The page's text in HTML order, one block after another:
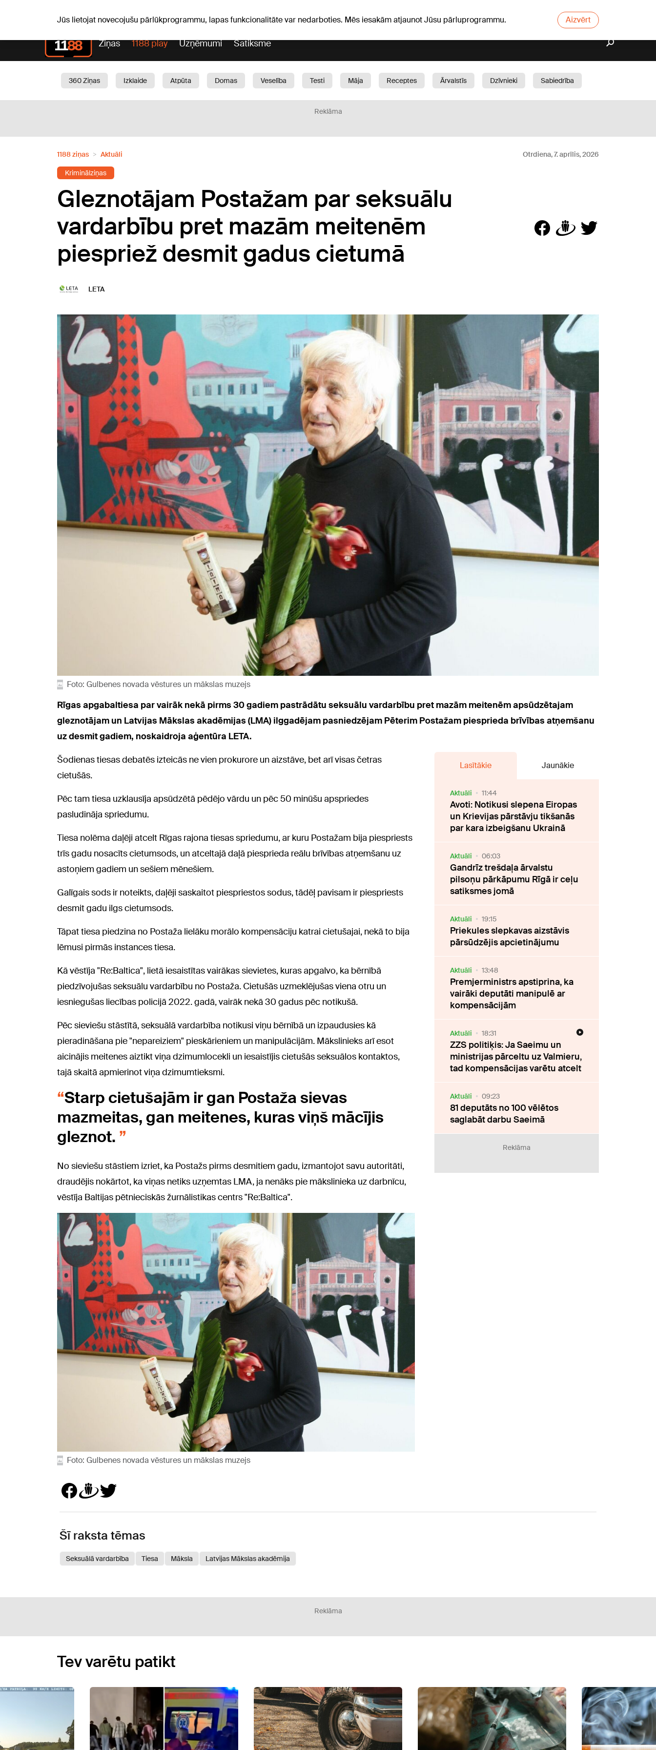
Jūs lietojat novecojušu pārlūkprogrammu, lapas funkcionalitāte var nedarboties. Mēs iesakām atjaunot Jūsu pārluprogrammu. Aizvērt
Ziņas 1188 play Uzņēmumi Satiksme
360 Ziņas Izklaide Atpūta Domas Veselība Testi Māja Receptes Ārvalstīs Dzīvnieki
Sabiedrība
Reklāma
1188 ziņas Aktuāli Otrdiena, 7. aprīlis, 2026
Kriminālziņas
Gleznotājam Postažam par seksuālu
vardarbību pret mazām meitenēm
piespriež desmit gadus cietumā
LETA
Foto: Gulbenes novada vēstures un mākslas muzejs
Rīgas apgabaltiesa par vairāk nekā pirms 30 gadiem pastrādātu seksuālu vardarbību pret mazām meitenēm apsūdzētajam
gleznotājam un Latvijas Mākslas akadēmijas (LMA) ilggadējam pasniedzējam Pēterim Postažam piesprieda brīvības atņemšanu
uz desmit gadiem, noskaidroja aģentūra LETA.
Šodienas tiesas debatēs izteicās ne vien prokurore un aizstāve, bet arī visas četras
cietušās.
Pēc tam tiesa uzklausīja apsūdzētā pēdējo vārdu un pēc 50 minūšu apspriedes
pasludināja spriedumu.
Tiesa nolēma daļēji atcelt Rīgas rajona tiesas spriedumu, ar kuru Postažam bija piespriests
trīs gadu nosacīts cietumsods, un atceltajā daļā piesprieda reālu brīvības atņemšanu uz
astoņiem gadiem un sešiem mēnešiem.
Galīgais sods ir noteikts, daļēji saskaitot piespriestos sodus, tādēļ pavisam ir piespriests
desmit gadu ilgs cietumsods.
Tāpat tiesa piedzina no Postaža lielāku morālo kompensāciju katrai cietušajai, nekā to bija
lēmusi pirmās instances tiesa.
Kā vēstīja "Re:Baltica", lietā iesaistītas vairākas sievietes, kuras apgalvo, ka bērnībā
piedzīvojušas seksuālu vardarbību no Postaža. Cietušās uzmeklējušas viena otru un
iesniegušas liecības policijā 2022. gadā, vairāk nekā 30 gadus pēc notikušā.
Pēc sieviešu stāstītā, seksuālā vardarbība notikusi viņu bērnībā un izpaudusies kā
pieradināšana pie "nepareiziem" pieskārieniem un manipulācijām. Mākslinieks arī esot
aicinājis meitenes aiztikt viņa dzimumlocekli un iesaistījis cietušās seksuālos kontaktos,
tajā skaitā apmierinot viņa dzimumtieksmi.
Starp cietušajām ir gan Postaža sievas
mazmeitas, gan meitenes, kuras viņš mācījis
gleznot.
No sieviešu stāstiem izriet, ka Postažs pirms desmitiem gadu, izmantojot savu autoritāti,
draudējis nokārtot, ka viņas netiks uzņemtas LMA, ja nenāks pie mākslinieka uz darbnīcu,
vēstīja Baltijas pētnieciskās žurnālistikas centrs "Re:Baltica".
Foto: Gulbenes novada vēstures un mākslas muzejs
Lasītākie Jaunākie
Aktuāli 11:44
Avoti: Notikusi slepena Eiropas
un Krievijas pārstāvju tikšanās
par kara izbeigšanu Ukrainā
Aktuāli 06:03
Gandrīz trešdaļa ārvalstu
pilsoņu pārkāpumu Rīgā ir ceļu
satiksmes jomā
Aktuāli 19:15
Priekules slepkavas aizstāvis
pārsūdzējis apcietinājumu
Aktuāli 13:48
Premjerministrs apstiprina, ka
vairāki deputāti manipulē ar
kompensācijām
Aktuāli 18:31
ZZS politiķis: Ja Saeimu un
ministrijas pārceltu uz Valmieru,
tad kompensācijas varētu atcelt
Aktuāli 09:23
81 deputāts no 100 vēlētos
saglabāt darbu Saeimā
Reklāma
Šī raksta tēmas
Seksuālā vardarbība Tiesa Māksla Latvijas Mākslas akadēmija
Reklāma
Tev varētu patikt